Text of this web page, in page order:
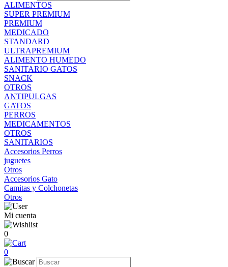
ALIMENTOS
SUPER PREMIUM
PREMIUM
MEDICADO
STANDARD
ULTRAPREMIUM
ALIMENTO HUMEDO
SANITARIO GATOS
SNACK
OTROS
ANTIPULGAS
GATOS
PERROS
MEDICAMENTOS
OTROS
SANITARIOS
Accesorios Perros
juguetes
Otros
Accesorios Gato
Camitas y Colchonetas
Otros
Mi cuenta
0
0